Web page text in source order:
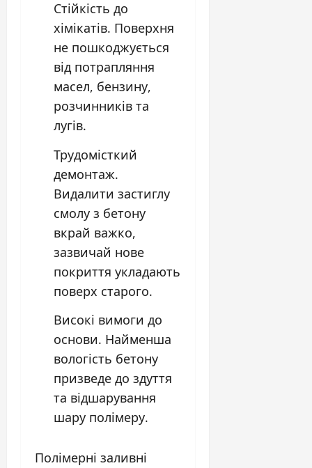
Стійкість до
хімікатів. Поверхня
не пошкоджується
від потрапляння
масел, бензину,
розчинників та
лугів.
Трудомісткий
демонтаж.
Видалити застиглу
смолу з бетону
вкрай важко,
зазвичай нове
покриття укладають
поверх старого.
Високі вимоги до
основи. Найменша
вологість бетону
призведе до здуття
та відшарування
шару полімеру.
Полімерні заливні